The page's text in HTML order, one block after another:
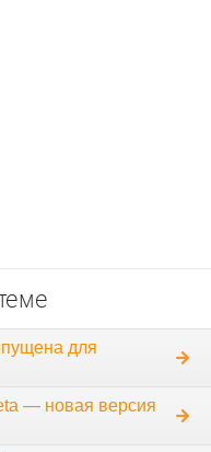
для
— новая версия